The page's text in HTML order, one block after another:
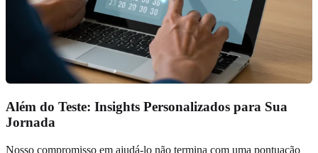
Além do Teste: Insights Personalizados para Sua
Jornada
Nosso compromisso em ajudá-lo não termina com uma pontuação